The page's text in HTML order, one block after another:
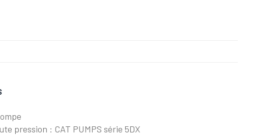
pression : CAT PUMPS série 5DX